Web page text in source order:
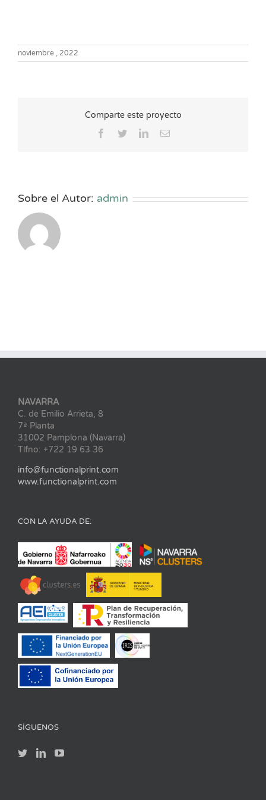
noviembre , 2022
Comparte este proyecto
Facebook
TwitterLinkedInCorreo
Sobre el Autor: admin
NAVARRA
C. de Emilio Arrieta, 8
7ª Planta
31002 Pamplona (Navarra)
Tlfno: +722 19 63 36
info@functionalprint.com
www.functionalprint.com
CON LA AYUDA DE:
SÍGUENOS